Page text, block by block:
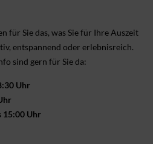
für Sie das, was Sie für Ihre Aus­zeit
ent­spannend oder erlebnis­reich.
sind gern für Sie da:
Uhr
15:00 Uhr